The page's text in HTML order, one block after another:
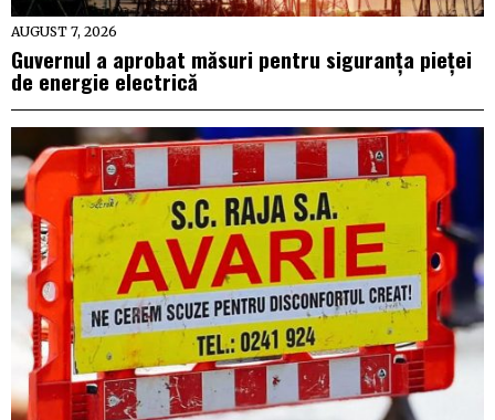
AUGUST 7, 2026
Guvernul a aprobat măsuri pentru siguranța pieței
de energie electrică